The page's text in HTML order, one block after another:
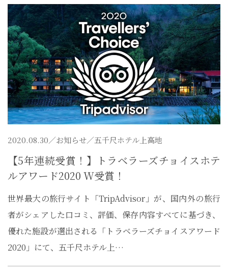
2020.08.30／お知らせ／五千尺ホテル上高地
【5年連続受賞！】トラベラーズチョイスホテ
ルアワード2020 W受賞！
世界最大の旅行サイト「TripAdvisor」が、国内外の旅行
者がシェアした口コミ、評価、保存内容すべてに基づき、
優れた施設が選出される「トラベラーズチョイスアワード
2020」にて、五千尺ホテル上…